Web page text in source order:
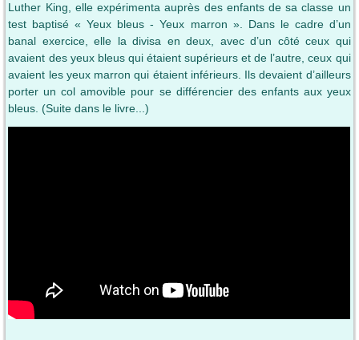
Luther King, elle expérimenta auprès des enfants de sa classe un
test baptisé « Yeux bleus - Yeux marron ». Dans le cadre d’un
banal exercice, elle la divisa en deux, avec d’un côté ceux qui
avaient des yeux bleus qui étaient supérieurs et de l’autre, ceux qui
avaient les yeux marron qui étaient inférieurs. Ils devaient d’ailleurs
porter un col amovible pour se différencier des enfants aux yeux
bleus. (Suite dans le livre...)